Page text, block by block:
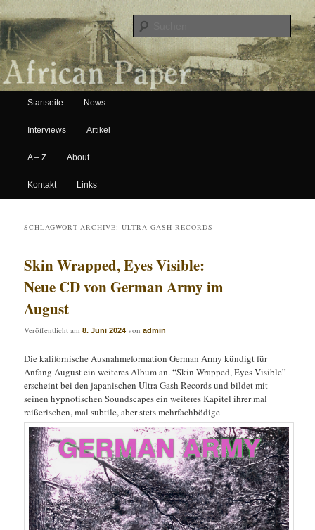
African Paper
Hauptmenü
Zum Inhalt wechseln
Zum sekundären Inhalt wechseln
Startseite News
Interviews Artikel
A – Z About
Kontakt Links
SCHLAGWORT-ARCHIVE:ULTRA GASH RECORDS
Skin Wrapped, Eyes Visible:
Neue CD von German Army im
August
Veröffentlicht am8. Juni 2024 vonadmin
Die kalifornische Ausnahmeformation German Army kündigt für
Anfang August ein weiteres Album an. “Skin Wrapped, Eyes Visible”
erscheint bei den japanischen Ultra Gash Records und bildet mit
seinen hypnotischen Soundscapes ein weiteres Kapitel ihrer mal
reißerischen, mal subtile, aber stets mehrfachbödige